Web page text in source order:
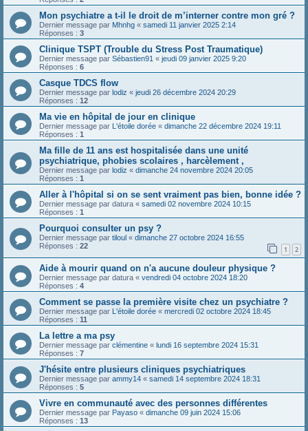
Mon psychiatre a t-il le droit de m’interner contre mon gré ?
Dernier message par Mhnhg « samedi 11 janvier 2025 2:14
Réponses : 3
Clinique TSPT (Trouble du Stress Post Traumatique)
Dernier message par Sébastien91 « jeudi 09 janvier 2025 9:20
Réponses : 6
Casque TDCS flow
Dernier message par lodiz « jeudi 26 décembre 2024 20:29
Réponses : 12
Ma vie en hôpital de jour en clinique
Dernier message par L'étoile dorée « dimanche 22 décembre 2024 19:11
Réponses : 1
Ma fille de 11 ans est hospitalisée dans une unité
psychiatrique, phobies scolaires , harcèlement ,
Dernier message par lodiz « dimanche 24 novembre 2024 20:05
Réponses : 1
Aller à l'hôpital si on se sent vraiment pas bien, bonne idée ?
Dernier message par datura « samedi 02 novembre 2024 10:15
Réponses : 1
Pourquoi consulter un psy ?
Dernier message par tiloul « dimanche 27 octobre 2024 16:55
Réponses : 22 1 2
Aide à mourir quand on n'a aucune douleur physique ?
Dernier message par datura « vendredi 04 octobre 2024 18:20
Réponses : 4
Comment se passe la première visite chez un psychiatre ?
Dernier message par L'étoile dorée « mercredi 02 octobre 2024 18:45
Réponses : 11
La lettre a ma psy
Dernier message par clémentine « lundi 16 septembre 2024 15:31
Réponses : 7
J'hésite entre plusieurs cliniques psychiatriques
Dernier message par ammy14 « samedi 14 septembre 2024 18:31
Réponses : 5
Vivre en communauté avec des personnes différentes
Dernier message par Payaso « dimanche 09 juin 2024 15:06
Réponses : 13